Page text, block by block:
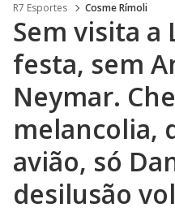
R7 Esportes Cosme Rímoli
Sem visita a
festa, sem
Neymar.
melancolia,
avião, só
desilusão